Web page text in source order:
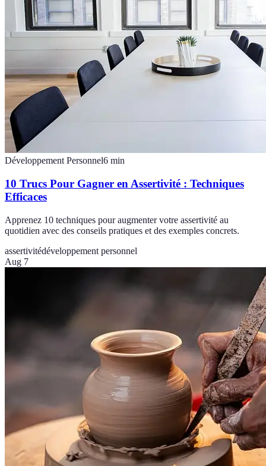
Développement Personnel6 min
10 Trucs Pour Gagner en Assertivité : Techniques
Efficaces
Apprenez 10 techniques pour augmenter votre assertivité au
quotidien avec des conseils pratiques et des exemples concrets.
assertivitédéveloppement personnel
Aug 7